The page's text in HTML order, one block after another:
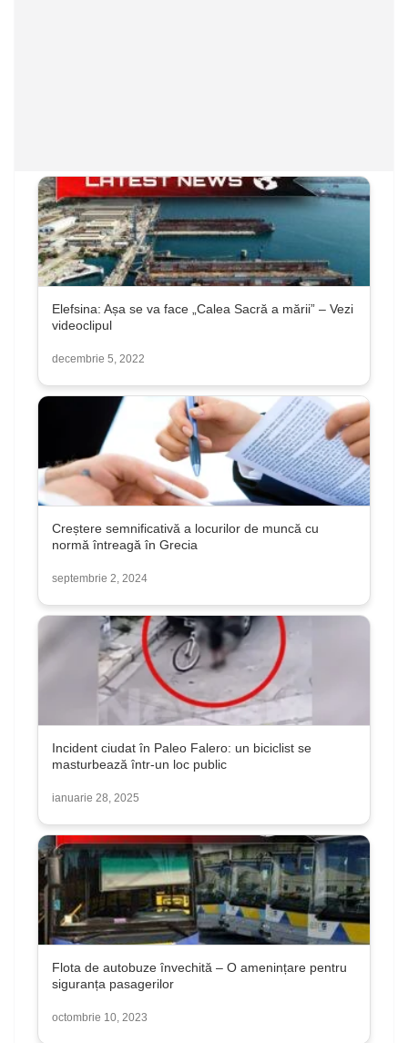
Elefsina: Așa se va face „Calea Sacră a mării” – Vezi
videoclipul
decembrie 5, 2022
Creștere semnificativă a locurilor de muncă cu
normă întreagă în Grecia
septembrie 2, 2024
Incident ciudat în Paleo Falero: un biciclist se
masturbează într-un loc public
ianuarie 28, 2025
Flota de autobuze învechită – O amenințare pentru
siguranța pasagerilor
octombrie 10, 2023